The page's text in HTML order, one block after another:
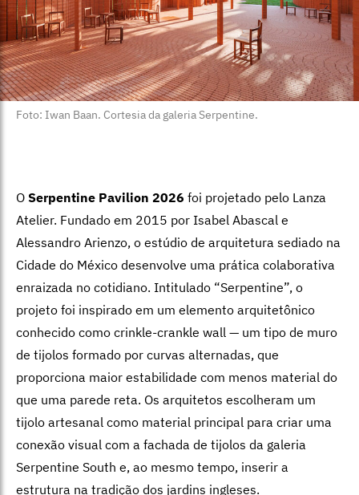
Foto: Iwan Baan. Cortesia da galeria Serpentine.
O Serpentine Pavilion 2026 foi projetado pelo Lanza
Atelier. Fundado em 2015 por Isabel Abascal e
Alessandro Arienzo, o estúdio de arquitetura sediado na
Cidade do México desenvolve uma prática colaborativa
enraizada no cotidiano. Intitulado “Serpentine”, o
projeto foi inspirado em um elemento arquitetônico
conhecido como crinkle-crankle wall — um tipo de muro
de tijolos formado por curvas alternadas, que
proporciona maior estabilidade com menos material do
que uma parede reta. Os arquitetos escolheram um
tijolo artesanal como material principal para criar uma
conexão visual com a fachada de tijolos da galeria
Serpentine South e, ao mesmo tempo, inserir a
estrutura na tradição dos jardins ingleses.